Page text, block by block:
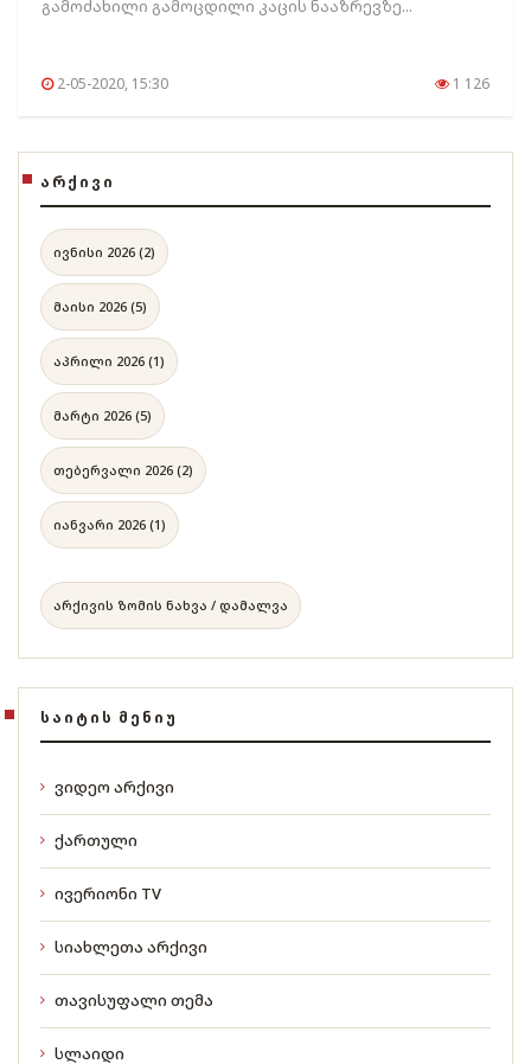
გამოძახილი გამოცდილი კაცის ნააზრევზე...
2-05-2020, 15:30 1 126
ᲐᲠᲥᲘᲕᲘ
ივნისი 2026 (2)
მაისი 2026 (5)
აპრილი 2026 (1)
მარტი 2026 (5)
თებერვალი 2026 (2)
იანვარი 2026 (1)
არქივის ზომის ნახვა / დამალვა
ᲡᲐᲘᲢᲘᲡ ᲛᲔᲜᲘᲣ
ვიდეო არქივი
ქართული
ივერიონი TV
სიახლეთა არქივი
თავისუფალი თემა
სლაიდი